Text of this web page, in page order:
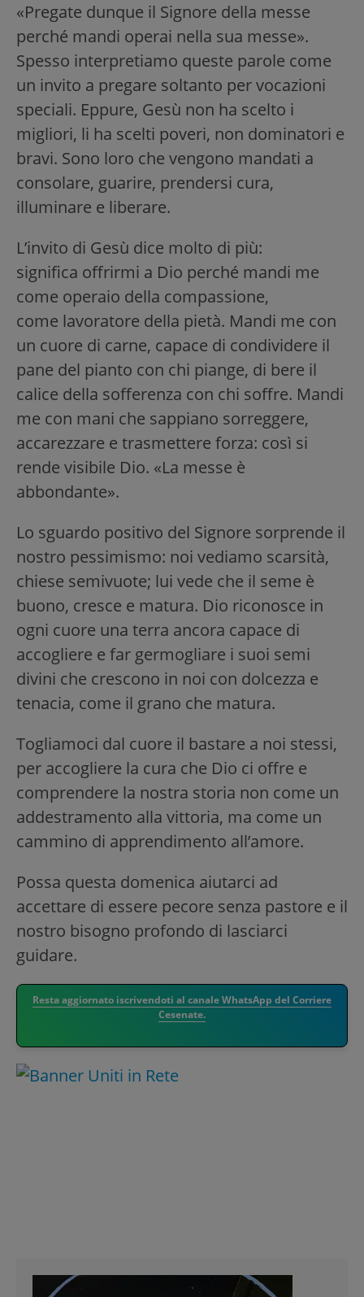
«Pregate dunque il Signore della messe
perché mandi operai nella sua messe».
Spesso interpretiamo queste parole come
un invito a pregare soltanto per vocazioni
speciali. Eppure, Gesù non ha scelto i
migliori, li ha scelti poveri, non dominatori e
bravi. Sono loro che vengono mandati a
consolare, guarire, prendersi cura,
illuminare e liberare.
L’invito di Gesù dice molto di più:
significa offrirmi a Dio perché mandi me
come operaio della compassione,
come lavoratore della pietà. Mandi me con
un cuore di carne, capace di condividere il
pane del pianto con chi piange, di bere il
calice della sofferenza con chi soffre. Mandi
me con mani che sappiano sorreggere,
accarezzare e trasmettere forza: così si
rende visibile Dio. «La messe è
abbondante».
Lo sguardo positivo del Signore sorprende il
nostro pessimismo: noi vediamo scarsità,
chiese semivuote; lui vede che il seme è
buono, cresce e matura. Dio riconosce in
ogni cuore una terra ancora capace di
accogliere e far germogliare i suoi semi
divini che crescono in noi con dolcezza e
tenacia, come il grano che matura.
Togliamoci dal cuore il bastare a noi stessi,
per accogliere la cura che Dio ci offre e
comprendere la nostra storia non come un
addestramento alla vittoria, ma come un
cammino di apprendimento all’amore.
Possa questa domenica aiutarci ad
accettare di essere pecore senza pastore e il
nostro bisogno profondo di lasciarci
guidare.
Resta aggiornato iscrivendoti al canale WhatsApp del Corriere
Cesenate.